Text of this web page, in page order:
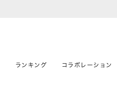
ランキング コラボレーション